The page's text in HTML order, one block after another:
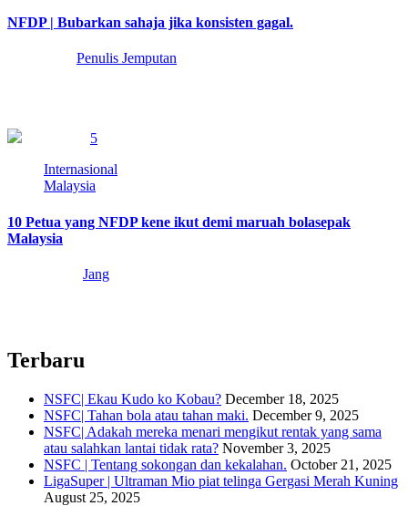
NFDP | Bubarkan sahaja jika konsisten gagal.
Penulis Jemputan
5
Internasional
Malaysia
10 Petua yang NFDP kene ikut demi maruah bolasepak
Malaysia
Jang
Terbaru
NSFC| Ekau Kudo ko Kobau? December 18, 2025
NSFC| Tahan bola atau tahan maki. December 9, 2025
NSFC| Adakah mereka menari mengikut rentak yang sama
atau salahkan lantai tidak rata? November 3, 2025
NSFC | Tentang sokongan dan kekalahan. October 21, 2025
LigaSuper | Ultraman Mio piat telinga Gergasi Merah Kuning
August 25, 2025